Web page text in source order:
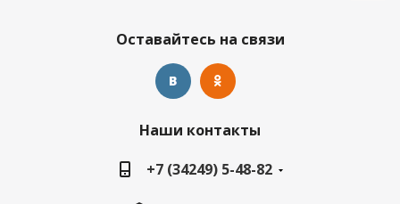
Оставайтесь на связи
Наши контакты
+7 (34249) 5-48-82